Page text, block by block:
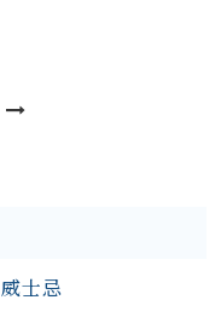
威士忌